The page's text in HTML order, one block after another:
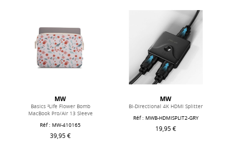
MW
Basics ²Life Flower Bomb
MacBook Pro/Air 13 Sleeve
Réf : MW-410165
39,95 €
MW
Bi-Directional 4K HDMI Splitter
Réf : MWB-HDMISPLIT2-GRY
19,95 €